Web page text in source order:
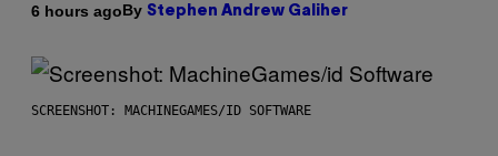
6 hours agoBy Stephen Andrew Galiher
SCREENSHOT: MACHINEGAMES/ID SOFTWARE